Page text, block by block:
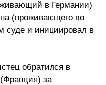
в Германии)
(проживающего во
суде и инициировал в
обратился в
за